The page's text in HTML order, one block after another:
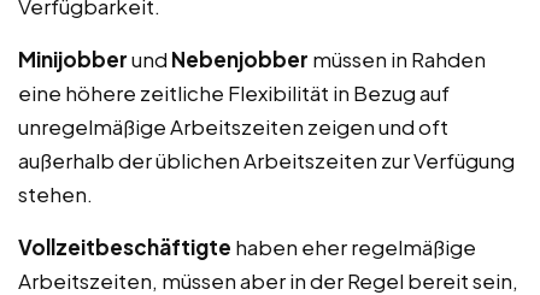
Verfügbarkeit.
Minijobberund Nebenjobber müssen in Rahden
eine höhere zeitliche Flexibilität in Bezug auf
unregelmäßige Arbeitszeiten zeigen und oft
außerhalb der üblichen Arbeitszeiten zur Verfügung
stehen.
Vollzeitbeschäftigte haben eher regelmäßige
Arbeitszeiten, müssen aber in der Regel bereit sein,